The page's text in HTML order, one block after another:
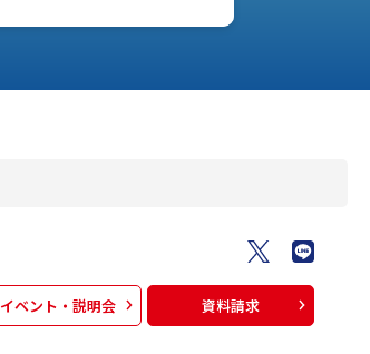
イベント・説明会 資料請求